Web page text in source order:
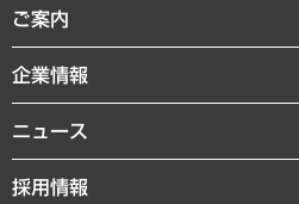
デジタルイノベーション
共生・ダイバーシティ
GRC（ガバナンス・リスク・コンプライア
経済・産業・雇用・労働
経済調査
レポート
コラム
経営用語集
ご案内
セミナー・イベント情報
MUFGビジネスセミナー
受託案件情報
企業情報
私たちの想い
社長メッセージ
会社概要
ニュース
ニュースリリース
採用情報